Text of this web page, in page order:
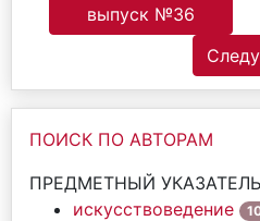
выпуск №36
ПОИСК ПО АВТОРАМ
ПРЕДМЕТНЫЙ УКАЗАТЕЛЬ
искусствоведение